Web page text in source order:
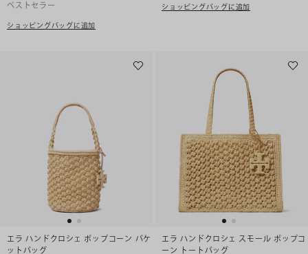
ベストセラー
ショッピングバッグに追加
ショッピングバッグに追加
エラ ハンドクロシェ ポップコーン バケ
ットバッグ
エラ ハンドクロシェ スモール ポップコ
ーン トートバッグ